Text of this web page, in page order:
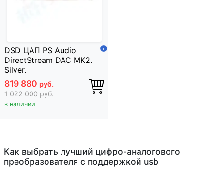
DSD ЦАП PS Audio
DirectStream DAC MK2.
Silver.
819 880 руб.
1 022 000руб.
в наличии
Как выбрать лучший цифро-аналогового
преобразователя с поддержкой usb